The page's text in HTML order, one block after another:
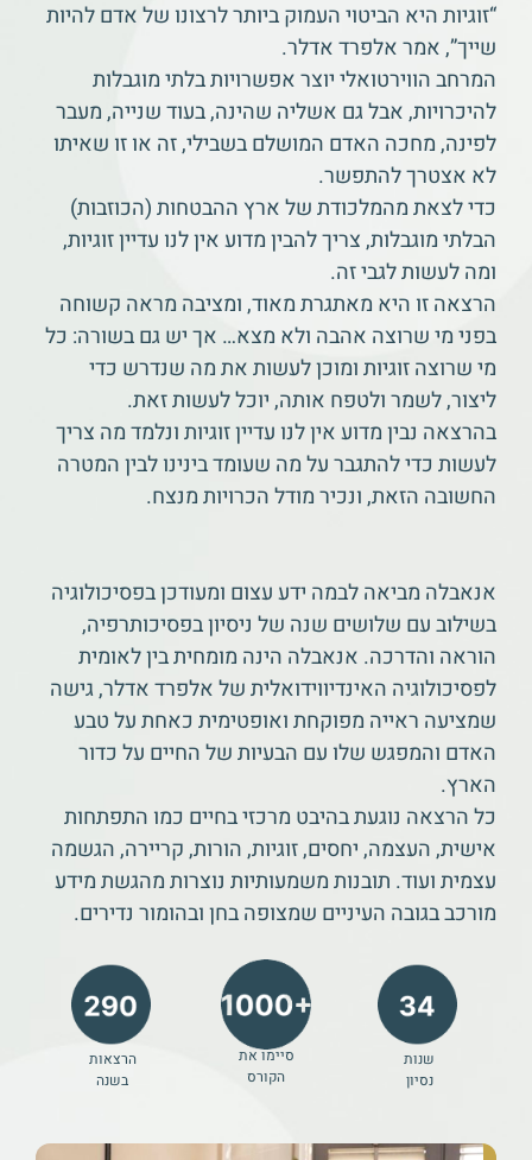
“זוגיות היא הביטוי העמוק ביותר לרצונו של אדם להיות
שייך”, אמר אלפרד אדלר.
המרחב הווירטואלי יוצר אפשרויות בלתי מוגבלות
להיכרויות, אבל גם אשליה שהינה, בעוד שנייה, מעבר
לפינה, מחכה האדם המושלם בשבילי, זה או זו שאיתו
לא אצטרך להתפשר.
כדי לצאת מהמלכודת של ארץ ההבטחות (הכוזבות)
הבלתי מוגבלות, צריך להבין מדוע אין לנו עדיין זוגיות,
ומה לעשות לגבי זה.
הרצאה זו היא מאתגרת מאוד, ומציבה מראה קשוחה
בפני מי שרוצה אהבה ולא מצא… אך יש גם בשורה: כל
מי שרוצה זוגיות ומוכן לעשות את מה שנדרש כדי
ליצור, לשמר ולטפח אותה, יוכל לעשות זאת.
בהרצאה נבין מדוע אין לנו עדיין זוגיות ונלמד מה צריך
לעשות כדי להתגבר על מה שעומד בינינו לבין המטרה
החשובה הזאת, ונכיר מודל הכרויות מנצח.
אנאבלה מביאה לבמה ידע עצום ומעודכן בפסיכולוגיה
בשילוב עם שלושים שנה של ניסיון בפסיכותרפיה,
הוראה והדרכה. אנאבלה הינה מומחית בין לאומית
לפסיכולוגיה האינדיווידואלית של אלפרד אדלר, גישה
שמציעה ראייה מפוקחת ואופטימית כאחת על טבע
האדם והמפגש שלו עם הבעיות של החיים על כדור
הארץ.
כל הרצאה נוגעת בהיבט מרכזי בחיים כמו התפתחות
אישית, העצמה, יחסים, זוגיות, הורות, קריירה, הגשמה
עצמית ועוד. תובנות משמעותיות נוצרות מהגשת מידע
מורכב בגובה העיניים שמצופה בחן ובהומור נדירים.
שנות
נסיון
סיימו את
הקורס
הרצאות
בשנה